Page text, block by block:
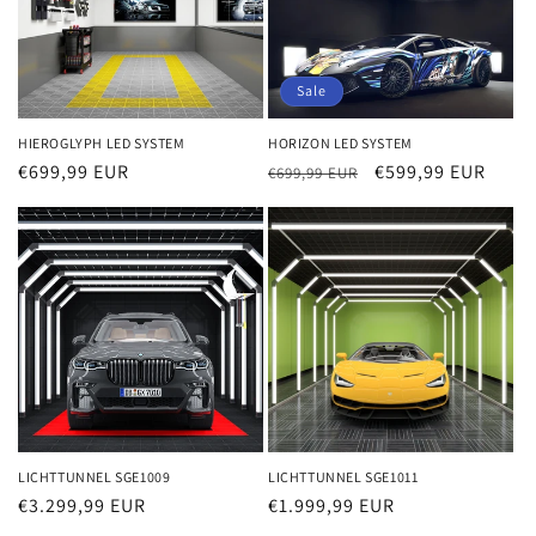
HIEROGLYPH LED SYSTEM
Normaler
€699,99 EUR
Sale
HORIZON LED SYSTEM
Normaler
€699,99 EUR Verkaufspreis
€599,99 EUR
LICHTTUNNEL SGE1009
Normaler
€3.299,99 EUR
LICHTTUNNEL SGE1011
Normaler
€1.999,99 EUR